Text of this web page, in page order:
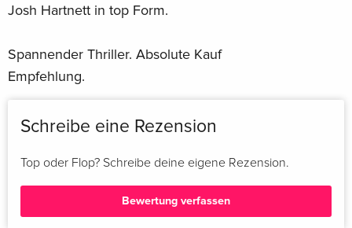
Josh Hartnett in top Form.
Spannender Thriller. Absolute Kauf
Empfehlung.
Schreibe eine Rezension
Top oder Flop? Schreibe deine eigene Rezension.
Bewertung verfassen